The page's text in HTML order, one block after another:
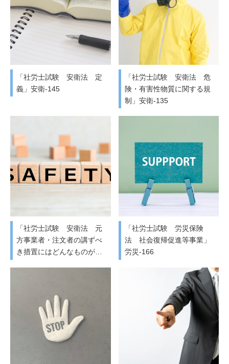
「社労士試験 安衛法 定
義」安衛-145
「社労士試験 安衛法 危
険・有害性物質に関する規
制」安衛-135
「社労士試験 安衛法 元
方事業者・注文者の講ずべ
き措置にはどんなものが…
「社労士試験 労災保険
法 社会復帰促進等事業」
労災-166